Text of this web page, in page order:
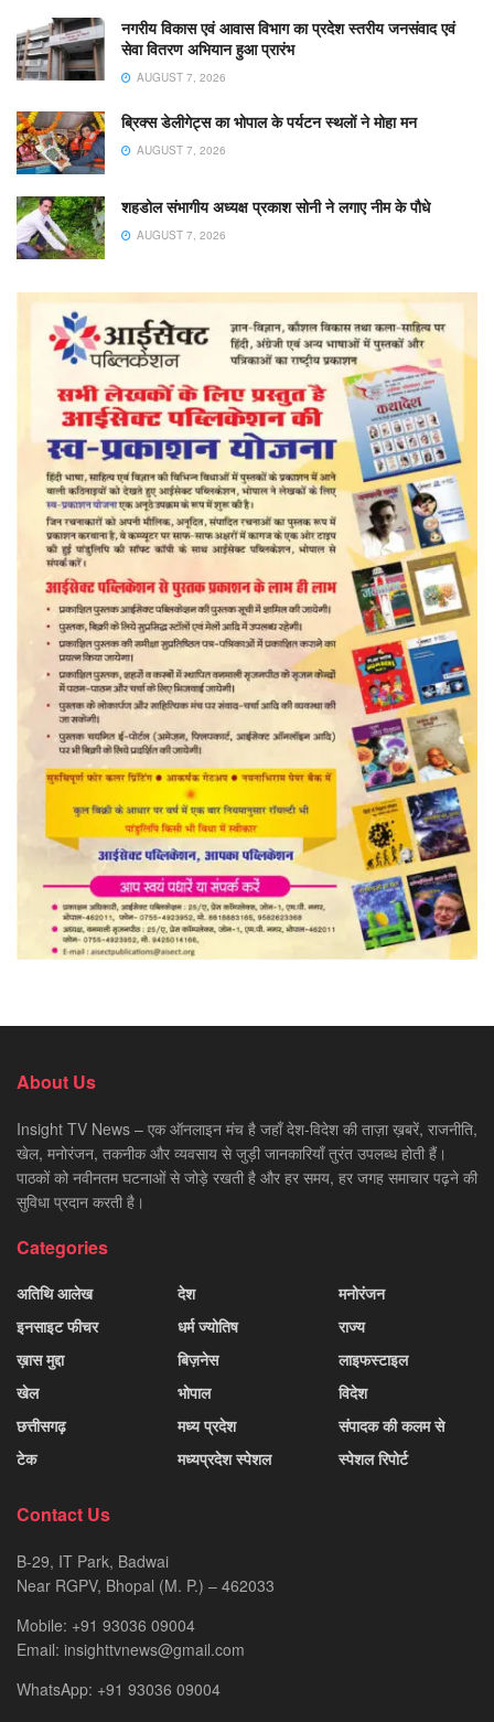
नगरीय विकास एवं आवास विभाग का प्रदेश स्तरीय जनसंवाद एवं
सेवा वितरण अभियान हुआ प्रारंभ
AUGUST 7, 2026
ब्रिक्स डेलीगेट्स का भोपाल के पर्यटन स्थलों ने मोहा मन
AUGUST 7, 2026
शहडोल संभागीय अध्यक्ष प्रकाश सोनी ने लगाए नीम के पौधे
AUGUST 7, 2026
About Us
Insight TV News – एक ऑनलाइन मंच है जहाँ देश-विदेश की ताज़ा ख़बरें, राजनीति,
खेल, मनोरंजन, तकनीक और व्यवसाय से जुड़ी जानकारियाँ तुरंत उपलब्ध होती हैं।
पाठकों को नवीनतम घटनाओं से जोड़े रखती है और हर समय, हर जगह समाचार पढ़ने की
सुविधा प्रदान करती है।
Categories
अतिथि आलेख
इनसाइट फीचर
ख़ास मुद्दा
खेल
छत्तीसगढ़
टेक
देश
धर्म ज्योतिष
बिज़नेस
भोपाल
मध्य प्रदेश
मध्यप्रदेश स्पेशल
मनोरंजन
राज्य
लाइफस्टाइल
विदेश
संपादक की कलम से
स्पेशल रिपोर्ट
Contact Us
B-29, IT Park, Badwai
Near RGPV, Bhopal (M. P.) – 462033
Mobile: +91 93036 09004
Email: insighttvnews@gmail.com
WhatsApp: +91 93036 09004